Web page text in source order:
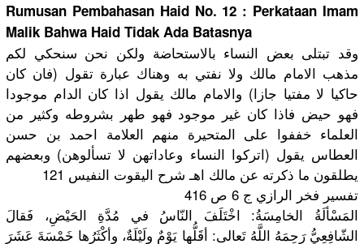
Rumusan Pembahasan Haid No. 12 : Perkataan Imam
Malik Bahwa Haid Tidak Ada Batasnya
وقد تبتلى بعض النساء بالاستحاضة ولكن نحن سنحكي لكم
مذهب الامام مالك ولا نفتي به وهناك عبارة تقول (فان كان
حاكيا لا مفتيا جازا) والامام مالك يقول اذا كان الدام موجودا
فهو حيض فاذا كان غير موجود فهو طهر بشروطه وكثير من
العلماء خففوا على المتحيرة منهم العلامة احمد بن حسن
العطاس يقول (اتركوا النساء وعاداتهن لا تسألوهن) وبعضهم
يطلقون ما ذكرته عن مالك اهـ شرح اليقوت النفيس 121
تفسير فخر الرازي ج 6 ص 416
المَسْألَةُ الخامِسَةُ: اخْتَلَفَ النّاسُ في مُدَّةِ الحَيْضِ، فَقالَ
الشّافِعِيُّ رَحِمَهُ اللَّهُ تَعالى: أقَلُّها يَوْمٌ ولَيْلَةٌ، وأكْثَرُها خَمْسَةَ عَشَرَ